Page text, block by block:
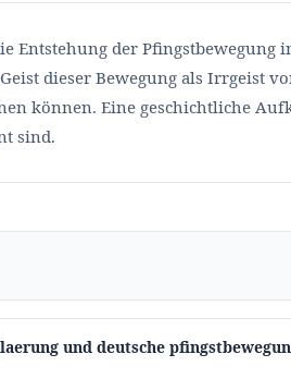
Entstehung der Pfingstbewegung
dieser Bewegung als Irrgeist
können. Eine geschichtliche
sind.
und deutsche